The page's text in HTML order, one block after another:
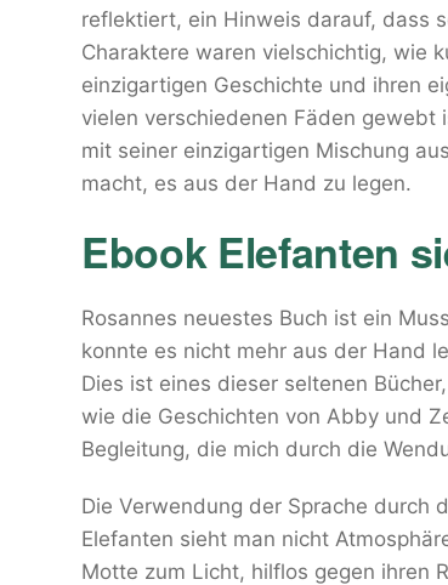
reflektiert, ein Hinweis darauf, dass
Charaktere waren vielschichtig, wie
einzigartigen Geschichte und ihren
vielen verschiedenen Fäden gewebt
mit seiner einzigartigen Mischung
macht, es aus der Hand zu legen.
Ebook Elefanten
Rosannes neuestes Buch ist ein
konnte es nicht mehr aus der Hand
Dies ist eines dieser seltenen
wie die Geschichten von Abby und
Begleitung, die mich durch die
Die Verwendung der Sprache durch
Elefanten sieht man nicht
Motte zum Licht, hilflos gegen ihren